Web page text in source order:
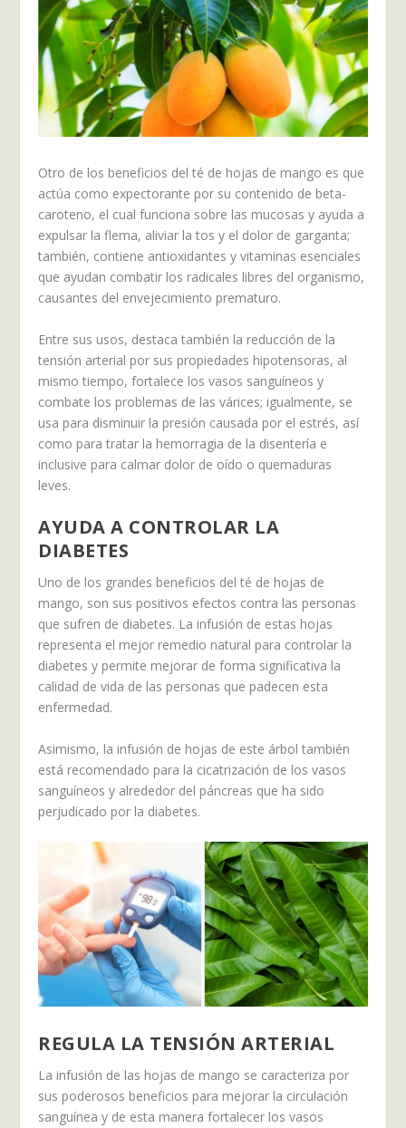
Otro de los beneficios del té de hojas de mango es que
actúa como expectorante por su contenido de beta-
caroteno, el cual funciona sobre las mucosas y ayuda a
expulsar la flema, aliviar la tos y el dolor de garganta;
también, contiene antioxidantes y vitaminas esenciales
que ayudan combatir los radicales libres del organismo,
causantes del envejecimiento prematuro.
Entre sus usos, destaca también la reducción de la
tensión arterial por sus propiedades hipotensoras, al
mismo tiempo, fortalece los vasos sanguíneos y
combate los problemas de las várices; igualmente, se
usa para disminuir la presión causada por el estrés, así
como para tratar la hemorragia de la disentería e
inclusive para calmar dolor de oído o quemaduras
leves.
AYUDA A CONTROLAR LA
DIABETES
Uno de los grandes beneficios del té de hojas de
mango, son sus positivos efectos contra las personas
que sufren de diabetes. La infusión de estas hojas
representa el mejor remedio natural para controlar la
diabetes y permite mejorar de forma significativa la
calidad de vida de las personas que padecen esta
enfermedad.
Asimismo, la infusión de hojas de este árbol también
está recomendado para la cicatrización de los vasos
sanguíneos y alrededor del páncreas que ha sido
perjudicado por la diabetes.
REGULA LA TENSIÓN ARTERIAL
La infusión de las hojas de mango se caracteriza por
sus poderosos beneficios para mejorar la circulación
sanguínea y de esta manera fortalecer los vasos